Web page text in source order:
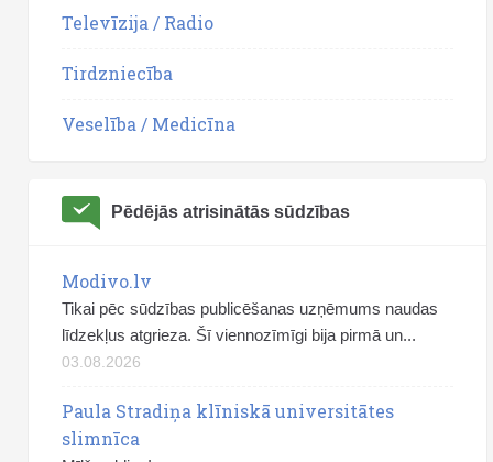
Televīzija / Radio
Tirdzniecība
Veselība / Medicīna
Pēdējās atrisinātās sūdzības
Modivo.lv
Tikai pēc sūdzības publicēšanas uzņēmums naudas
līdzekļus atgrieza. Šī viennozīmīgi bija pirmā un...
03.08.2026
Paula Stradiņa klīniskā universitātes
slimnīca